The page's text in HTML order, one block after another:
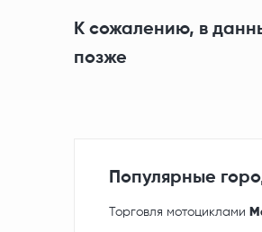
К сожалению, в
позже
Популярные
Торговля мотоциклами